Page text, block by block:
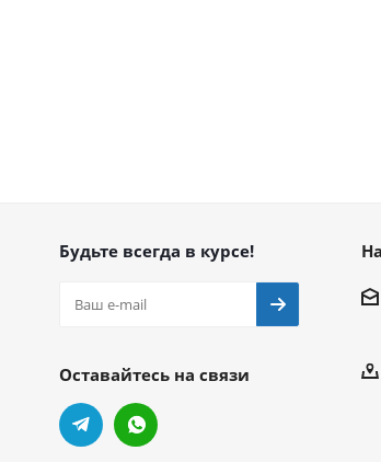
Будьте всегда в курсе!
Оставайтесь на связи